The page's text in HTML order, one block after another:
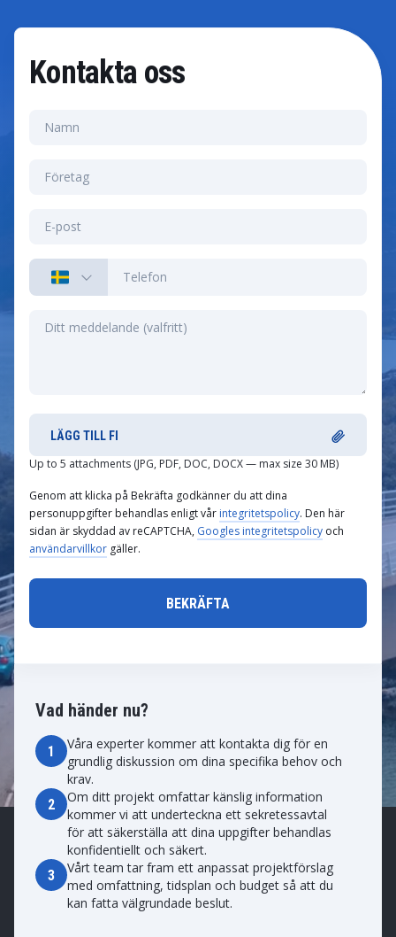
Vad händer nu?
1
Våra experter kommer att kontakta dig för en
grundlig diskussion om dina specifika behov och
krav.
2
Om ditt projekt omfattar känslig information
kommer vi att underteckna ett sekretessavtal
för att säkerställa att dina uppgifter behandlas
konfidentiellt och säkert.
3
Vårt team tar fram ett anpassat projektförslag
med omfattning, tidsplan och budget så att du
kan fatta välgrundade beslut.
Kontakta oss
LÄGG TILL FI
Up to 5 attachments (JPG, PDF, DOC, DOCX — max size 30 MB)
Genom att klicka på Bekräfta godkänner du att dina
personuppgifter behandlas enligt vår integritetspolicy. Den här
sidan är skyddad av reCAPTCHA, Googles integritetspolicy och
användarvillkor gäller.